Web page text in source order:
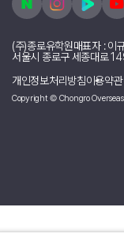
(주)종로유학원대표자 : 이
서울시 종로구 세종대로
개인정보처리방침이용약관
Copyright © Chongro